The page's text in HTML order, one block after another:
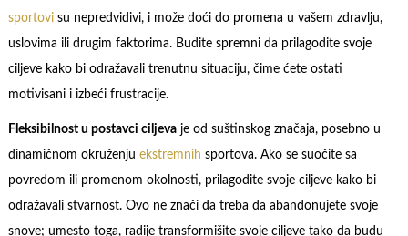
sportovisu nepredvidivi, i može doći do promena u vašem zdravlju,
uslovima ili drugim faktorima. Budite spremni da prilagodite svoje
ciljeve kako bi odražavali trenutnu situaciju, čime ćete ostati
motivisani i izbeći frustracije.
Fleksibilnost u postavci ciljevaje od suštinskog značaja, posebno u
dinamičnom okruženju ekstremnih sportova. Ako se suočite sa
povredom ili promenom okolnosti, prilagodite svoje ciljeve kako bi
odražavali stvarnost. Ovo ne znači da treba da abandonujete svoje
snove; umesto toga, radije transformišite svoje ciljeve tako da budu